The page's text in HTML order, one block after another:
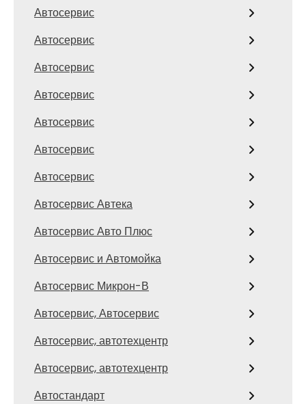
Автосервис
Автосервис
Автосервис
Автосервис
Автосервис
Автосервис
Автосервис
Автосервис Автека
Автосервис Авто Плюс
Автосервис и Автомойка
Автосервис Микрон-В
Автосервис, Автосервис
Автосервис, автотехцентр
Автосервис, автотехцентр
Автостандарт